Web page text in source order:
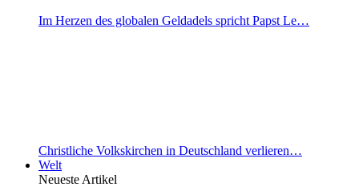
Im Herzen des globalen Geldadels spricht Papst Le…
Christliche Volkskirchen in Deutschland verlieren…
Welt
Neueste Artikel